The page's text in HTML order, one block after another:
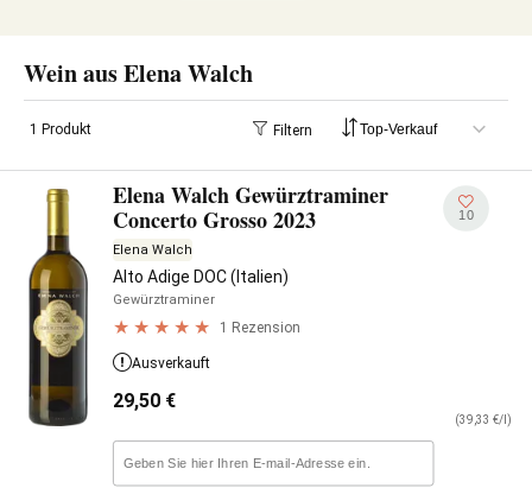
Wein aus Elena Walch
1 Produkt Filtern
Elena Walch Gewürztraminer
Concerto Grosso 2023
Elena Walch
Alto Adige DOC (Italien)
Gewürztraminer
1 Rezension
10
Ausverkauft
29,50 €
(39,33 €/l)